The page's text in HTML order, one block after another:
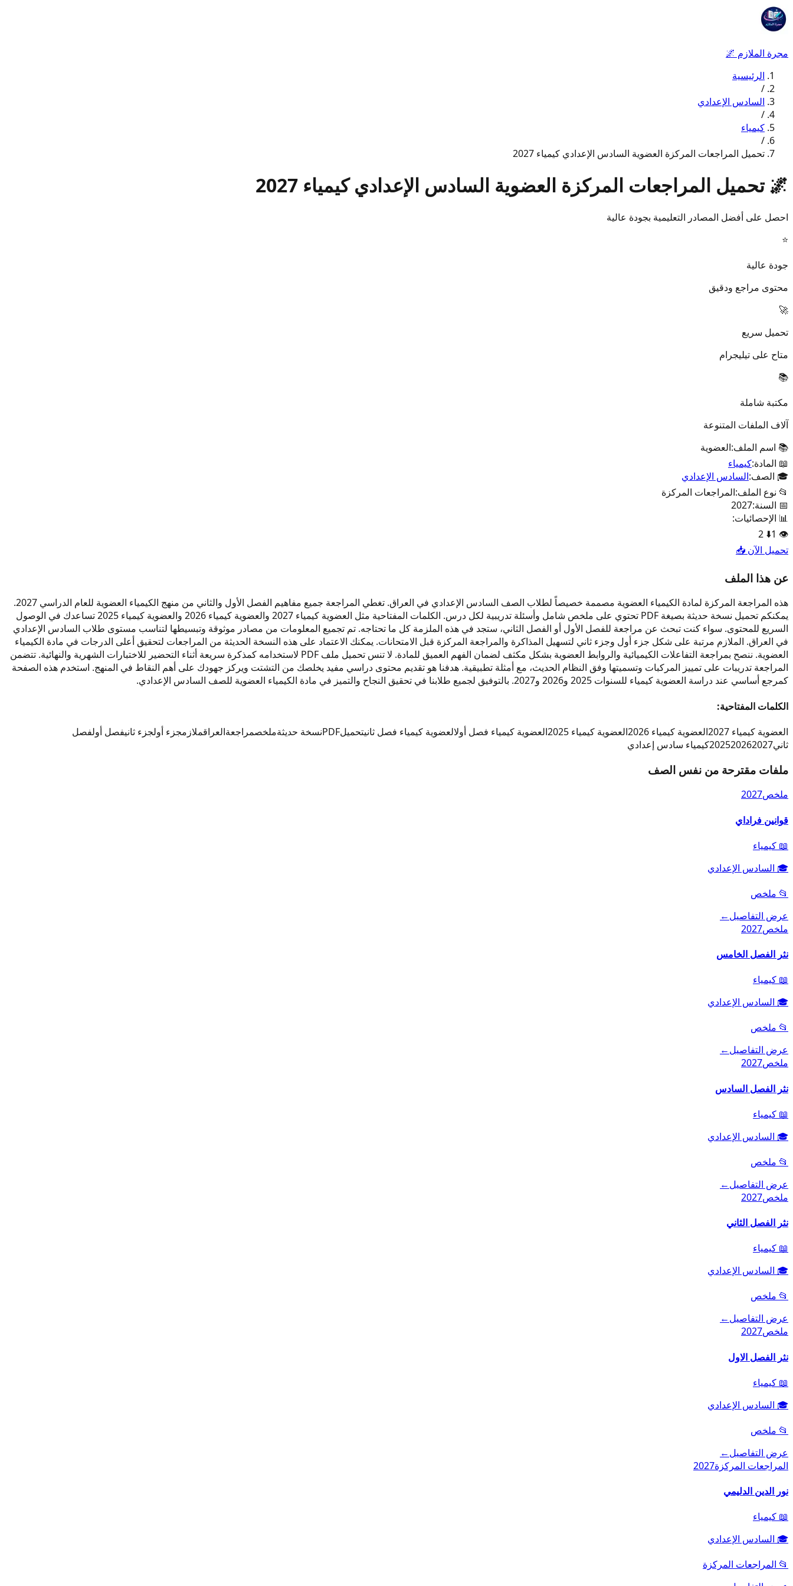
مجرة الملازم 🌌
الرئيسية
/
السادس الإعدادي
/
كيمياء
/
تحميل المراجعات المركزة العضوية السادس الإعدادي كيمياء 2027
🌌 تحميل المراجعات المركزة العضوية السادس الإعدادي كيمياء 2027
احصل على أفضل المصادر التعليمية بجودة عالية
⭐
جودة عالية
محتوى مراجع ودقيق
🚀
تحميل سريع
متاح على تيليجرام
📚
مكتبة شاملة
آلاف الملفات المتنوعة
📚 اسم الملف:العضوية
📖 المادة:كيمياء
🎓 الصف:السادس الإعدادي
📂 نوع الملف:المراجعات المركزة
📅 السنة:2027
📊 الإحصائيات:
👁️
1
⬇️
2
تحميل الآن 📥
عن هذا الملف
هذه المراجعة المركزة لمادة الكيمياء العضوية مصممة خصيصاً لطلاب الصف السادس الإعدادي في العراق. تغطي المراجعة جميع مفاهيم الفصل الأول والثاني من منهج الكيمياء العضوية للعام الدراسي 2027.
يمكنكم تحميل نسخة حديثة بصيغة PDF تحتوي على ملخص شامل وأسئلة تدريبية لكل درس. الكلمات المفتاحية مثل العضوية كيمياء 2027 والعضوية كيمياء 2026 والعضوية كيمياء 2025 تساعدك في الوصول
السريع للمحتوى. سواء كنت تبحث عن مراجعة للفصل الأول أو الفصل الثاني، ستجد في هذه الملزمة كل ما تحتاجه. تم تجميع المعلومات من مصادر موثوقة وتبسيطها لتناسب مستوى طلاب السادس الإعدادي
في العراق. الملازم مرتبة على شكل جزء أول وجزء ثاني لتسهيل المذاكرة والمراجعة المركزة قبل الامتحانات. يمكنك الاعتماد على هذه النسخة الحديثة من المراجعات لتحقيق أعلى الدرجات في مادة الكيمياء
العضوية. ننصح بمراجعة التفاعلات الكيميائية والروابط العضوية بشكل مكثف لضمان الفهم العميق للمادة. لا تنس تحميل ملف PDF لاستخدامه كمذكرة سريعة أثناء التحضير للاختبارات الشهرية والنهائية. تتضمن
المراجعة تدريبات على تمييز المركبات وتسميتها وفق النظام الحديث، مع أمثلة تطبيقية. هدفنا هو تقديم محتوى دراسي مفيد يخلصك من التشتت ويركز جهودك على أهم النقاط في المنهج. استخدم هذه الصفحة
كمرجع أساسي عند دراسة العضوية كيمياء للسنوات 2025 و2026 و2027. بالتوفيق لجميع طلابنا في تحقيق النجاح والتميز في مادة الكيمياء العضوية للصف السادس الإعدادي.
الكلمات المفتاحية:
العضوية كيمياء 2027
العضوية كيمياء 2026 العضوية كيمياء 2025 العضوية كيمياء فصل أولالعضوية كيمياء فصل ثانيتحميلPDFنسخة حديثةملخصمراجعةالعراقملازمجزء أولجزء ثانيفصل أولفصل
ثاني
202520262027 كيمياء سادس إعدادي
ملفات مقترحة من نفس الصف
ملخص2027
قوانين فراداي
📖 كيمياء
🎓 السادس الإعدادي
📂 ملخص
عرض التفاصيل←
ملخص2027
نثر الفصل الخامس
📖 كيمياء
🎓 السادس الإعدادي
📂 ملخص
عرض التفاصيل←
ملخص2027
نثر الفصل السادس
📖 كيمياء
🎓 السادس الإعدادي
📂 ملخص
عرض التفاصيل←
ملخص2027
نثر الفصل الثاني
📖 كيمياء
🎓 السادس الإعدادي
📂 ملخص
عرض التفاصيل←
ملخص2027
نثر الفصل الاول
📖 كيمياء
🎓 السادس الإعدادي
📂 ملخص
عرض التفاصيل←
المراجعات المركزة2027
نور الدين الدليمي
📖 كيمياء
🎓 السادس الإعدادي
📂 المراجعات المركزة